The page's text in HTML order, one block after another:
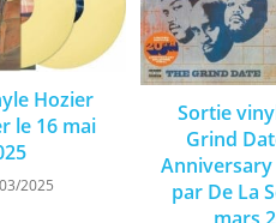
Hozier
le 16 mai
2025
Sortie
Grind
Anniversary
par De La